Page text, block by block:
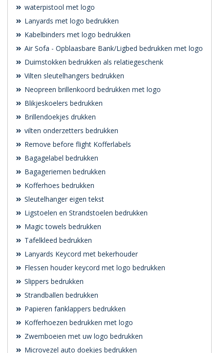
waterpistool met logo
Lanyards met logo bedrukken
Kabelbinders met logo bedrukken
Air Sofa - Opblaasbare Bank/Ligbed bedrukken met logo
Duimstokken bedrukken als relatiegeschenk
Vilten sleutelhangers bedrukken
Neopreen brillenkoord bedrukken met logo
Blikjeskoelers bedrukken
Brillendoekjes drukken
vilten onderzetters bedrukken
Remove before flight Kofferlabels
Bagagelabel bedrukken
Bagageriemen bedrukken
Kofferhoes bedrukken
Sleutelhanger eigen tekst
Ligstoelen en Strandstoelen bedrukken
Magic towels bedrukken
Tafelkleed bedrukken
Lanyards Keycord met bekerhouder
Flessen houder keycord met logo bedrukken
Slippers bedrukken
Strandballen bedrukken
Papieren fanklappers bedrukken
Kofferhoezen bedrukken met logo
Zwemboeien met uw logo bedrukken
Microvezel auto doekjes bedrukken